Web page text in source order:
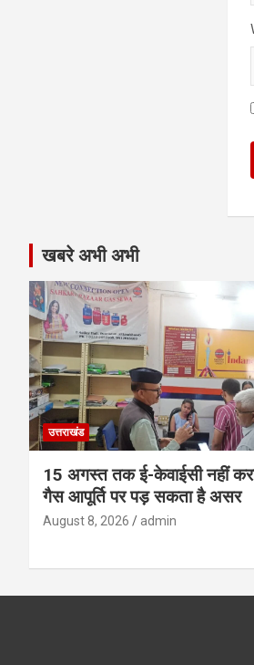
खबरे अभी अभी
उत्तराखंड
15 अगस्त तक ई-केवाईसी नहीं
गैस आपूर्ति पर पड़ सकता है असर
August 8, 2026 admin